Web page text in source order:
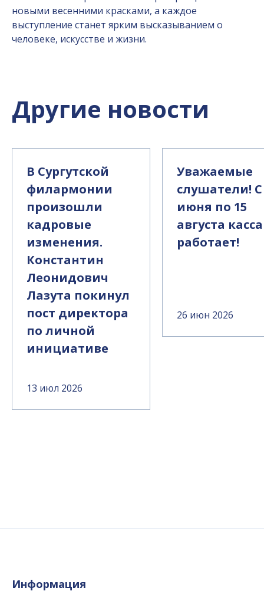
новыми весенними красками, а каждое
выступление станет ярким высказыванием о
человеке, искусстве и жизни.
Другие новости
В Сургутской
филармонии
произошли
кадровые
изменения.
Константин
Леонидович
Лазута покинул
пост директора
по личной
инициативе
13 июл 2026
Уважаемые
слушатели! С
июня по 15
августа
работает!
26 июн 2026
Информация